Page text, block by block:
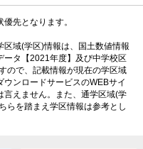
先となります。
域(学区)情報は、国土数値情報
ータ【2021年度】及び中学校区
ので、記載情報が現在の学区域
ンロードサービスのWEBサイ
言えません。また、通学区域(学
らを踏まえ学区情報は参考とし